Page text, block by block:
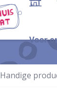
Voor
Handige